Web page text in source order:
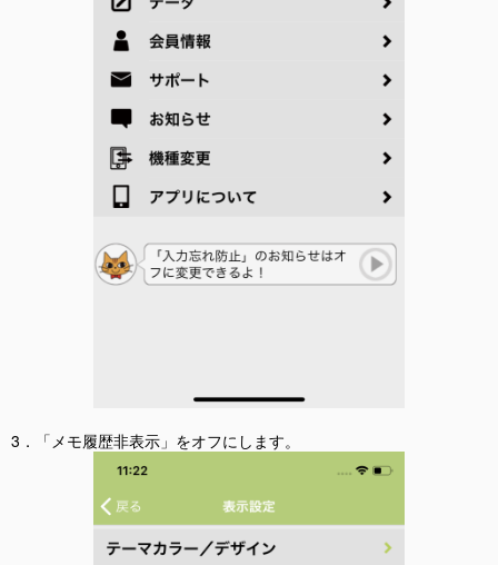
3．「メモ履歴非表示」をオフにします。